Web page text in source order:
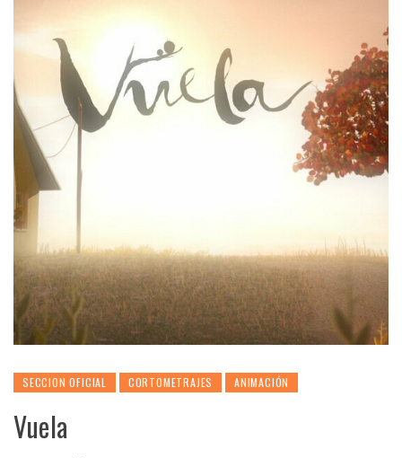
SECCION OFICIAL CORTOMETRAJES ANIMACIÓN
Vuela